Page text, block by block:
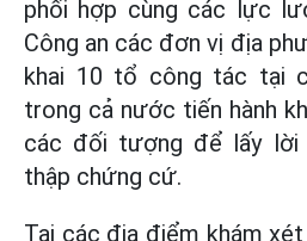
phối hợp cùng các lực
Công an các đơn vị địa
khai 10 tổ công tác tại
trong cả nước tiến hành
các đối tượng để lấy lời
thập chứng cứ.
Tại các địa điểm khám